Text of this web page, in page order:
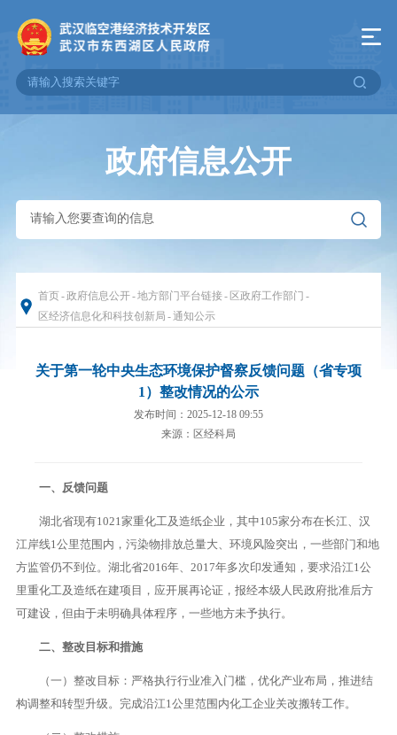
政府信息公开
首页-政府信息公开-地方部门平台链接- 区政府工作部门 -
区经济信息化和科技创新局 -通知公示
关于第一轮中央生态环境保护督察反馈问题（省专项
1）整改情况的公示
发布时间：2025-12-18 09:55
来源：区经科局
一、反馈问题
湖北省现有1021家重化工及造纸企业，其中105家分布在长江、汉
江岸线1公里范围内，污染物排放总量大、环境风险突出，一些部门和地
方监管仍不到位。湖北省2016年、2017年多次印发通知，要求沿江1公
里重化工及造纸在建项目，应开展再论证，报经本级人民政府批准后方
可建设，但由于未明确具体程序，一些地方未予执行。
二、整改目标和措施
（一）整改目标：严格执行行业准入门槛，优化产业布局，推进结
构调整和转型升级。完成沿江1公里范围内化工企业关改搬转工作。